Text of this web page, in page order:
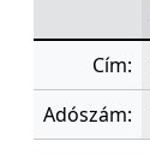
Cím:
Adószám: